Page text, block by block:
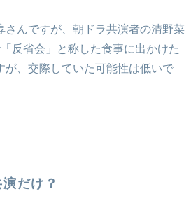
さんですが、朝ドラ共演者の清野菜
反省会」と称した食事に出かけた
が、交際していた可能性は低いで
だけ？